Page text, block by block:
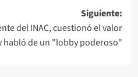
Siguiente:
del INAC, cuestionó el valor
habló de un "lobby poderoso"